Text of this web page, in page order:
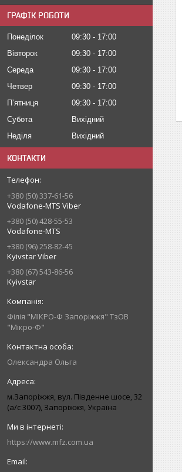
ГРАФІК РОБОТИ
Понеділок 09:30
17:00
Вівторок
09:30
17:00
Середа
09:30
17:00
Четвер
09:30
17:00
Пʼятниця
09:30
17:00
Субота
Вихідний
Неділя
Вихідний
КОНТАКТИ
+380 (50) 337-61-56
Vodafone-MTS Viber
+380 (50) 428-55-53
Vodafone-MTS
+380 (96) 258-82-45
Kyivstar Viber
+380 (67) 543-86-56
Kyivstar
Філія "МІКРО-Ф Запоріжжя" ТзОВ
"Мікро-Ф"
Олександра Ольга
м.Запоріжжя, вул. Південне шосе, 32
(а/с 3007), Запоріжжя, Україна
https://www.mfz.com.ua